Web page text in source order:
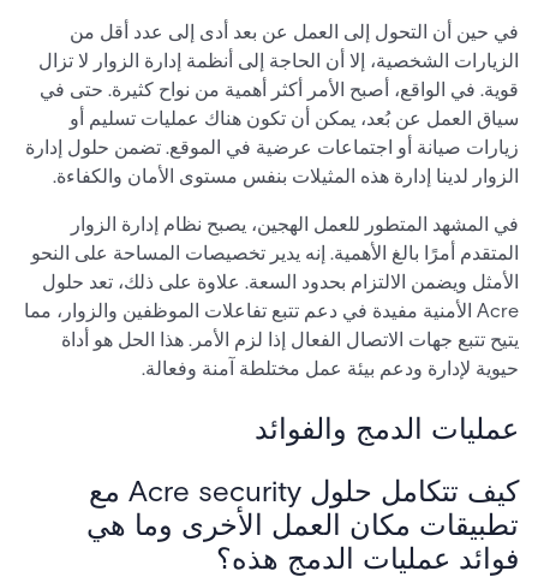
في حين أن التحول إلى العمل عن بعد أدى إلى عدد أقل من
الزيارات الشخصية، إلا أن الحاجة إلى أنظمة إدارة الزوار لا تزال
قوية. في الواقع، أصبح الأمر أكثر أهمية من نواح كثيرة. حتى في
سياق العمل عن بُعد، يمكن أن تكون هناك عمليات تسليم أو
زيارات صيانة أو اجتماعات عرضية في الموقع. تضمن حلول إدارة
الزوار لدينا إدارة هذه المثيلات بنفس مستوى الأمان والكفاءة.
في المشهد المتطور للعمل الهجين، يصبح نظام إدارة الزوار
المتقدم أمرًا بالغ الأهمية. إنه يدير تخصيصات المساحة على النحو
الأمثل ويضمن الالتزام بحدود السعة. علاوة على ذلك، تعد حلول
Acre الأمنية مفيدة في دعم تتبع تفاعلات الموظفين والزوار، مما
يتيح تتبع جهات الاتصال الفعال إذا لزم الأمر. هذا الحل هو أداة
حيوية لإدارة ودعم بيئة عمل مختلطة آمنة وفعالة.
عمليات الدمج والفوائد
كيف تتكامل حلول Acre security مع
تطبيقات مكان العمل الأخرى وما هي
فوائد عمليات الدمج هذه؟